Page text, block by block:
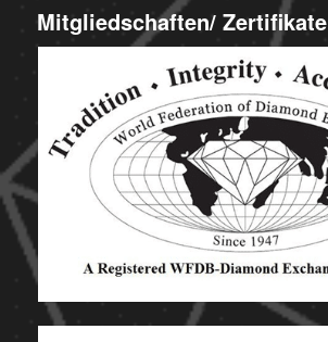
Mitgliedschaften/ Zertifikate